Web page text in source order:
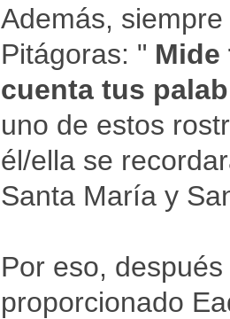
Además,
Pitágoras: "
cuenta tus
uno de estos
él/ella se
Santa María y
Por eso,
proporcionado